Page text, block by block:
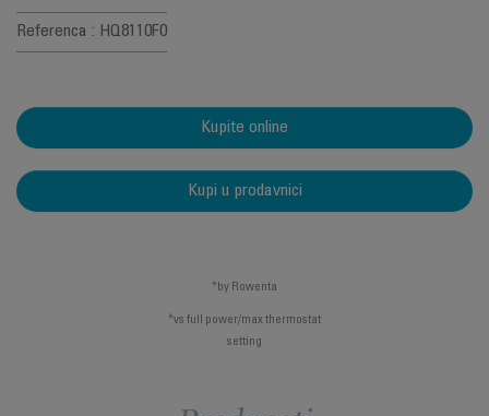
Referenca : HQ8110F0
Kupite online
Kupi u prodavnici
*by Rowenta
*vs full power/max thermostat
setting